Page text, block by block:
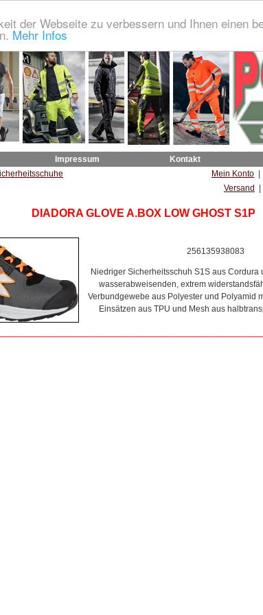
der Webseite zu verbessern und Ihnen einen
Mehr Infos
Impressum Kontakt
Mein Konto
Versand
DIADORA GLOVE A.BOX LOW GHOST S1P
256135938083
Niedriger Sicherheitsschuh S1S aus Cordura
wasserabweisenden, extrem
Verbundgewebe aus Polyester und Polyamid
Einsätzen aus TPU und Mesh aus